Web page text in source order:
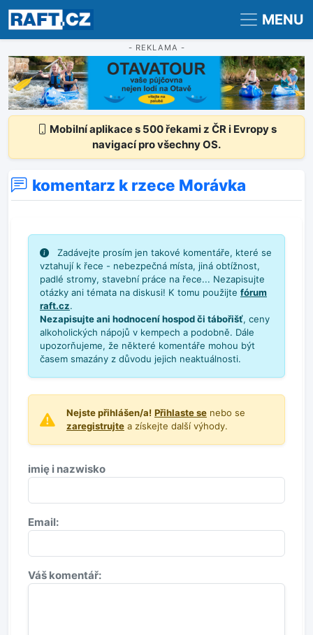
Registrace Přihlášení MENU
- REKLAMA -
Mobilní aplikace s 500 řekami z ČR i Evropy s
navigací pro všechny OS.
komentarz k rzece Morávka
Zadávejte prosím jen takové komentáře, které se
vztahují k řece - nebezpečná místa, jiná obtížnost,
padlé stromy, stavební práce na řece... Nezapisujte
otázky ani témata na diskusi! K tomu použijte fórum
raft.cz.
Nezapisujte ani hodnocení hospod či tábořišť, ceny
alkoholických nápojů v kempech a podobně. Dále
upozorňujeme, že některé komentáře mohou být
časem smazány z důvodu jejich neaktuálnosti.
Nejste přihlášen/a! Přihlaste se nebo se
zaregistrujte a získejte další výhody.
imię i nazwisko
Email:
Váš komentář: